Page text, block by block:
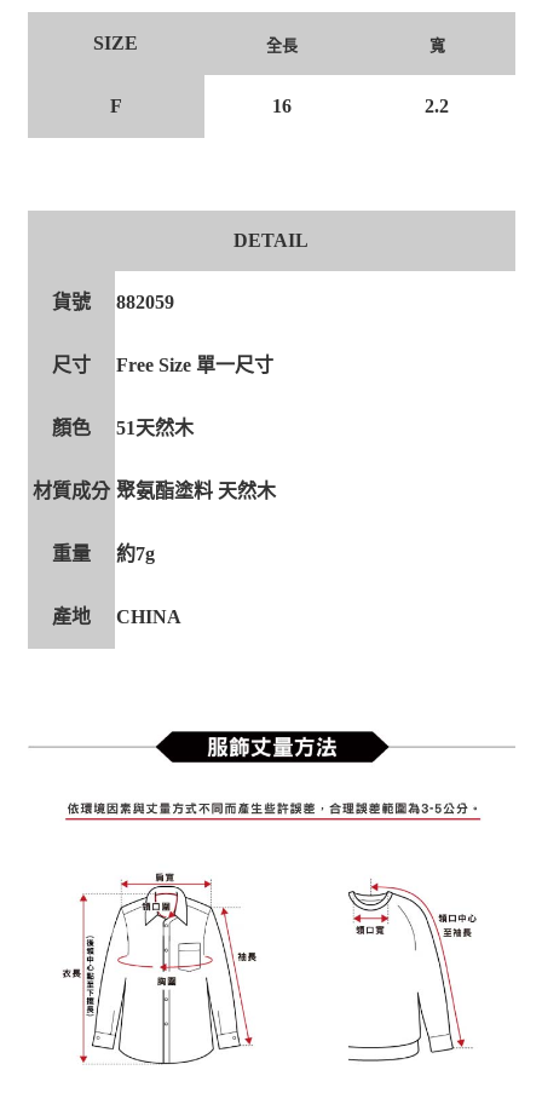
SIZE 全長 寬
F 16 2.2
DETAIL
貨號 882059
尺寸 Free Size 單一尺寸
顏色 51天然木
材質成分 聚氨酯塗料 天然木
重量 約7g
產地 CHINA